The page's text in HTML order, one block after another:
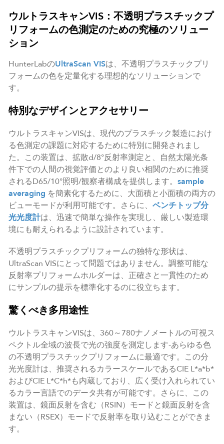
ウルトラスキャンVIS：不透明プラスチックプ
リフォームの色測定のための究極のソリュー
ション
HunterLabのUltraScan VISは、不透明プラスチックプリ
フォームの色を定量化する理想的なソリューションで
す。
特別なデザインとアクセサリー
ウルトラスキャンVISは、現代のプラスチック製造におけ
る色測定の課題に対応するために特別に開発されまし
た。この装置は、拡散d/8°反射率測定と、自然太陽光条
件下での人間の視覚評価とのより良い相関のために推奨
されるD65/10°照明/観察者構成を提供します。 sample
averaging を簡素化するために、大面積と小面積の両方の
ビューモードが利用可能です。さらに、 ベンチトップ分
光光度計は、迅速で簡単な操作を実現し、厳しい製造環
境にも耐えられるように設計されています。
不透明プラスチックプリフォームの独特な形状は、
UltraScan VISにとって問題ではありません。調整可能な
反射率プリフォームホルダーは、正確さと一貫性のため
にサンプルの提示を標準化するのに役立ちます。
驚くべき多用途性
ウルトラスキャンVISは、360～780ナノメートルの可視ス
ペクトル全域の波長で光の強度を測定します-あらゆる色
の不透明プラスチックプリフォームに最適です。この分
光光度計は、推奨されるカラースケールであるCIE L*a*b*
およびCIE L*C*h*も内蔵しており、広く受け入れられてい
るカラー言語でのデータ共有が可能です。さらに、この
装置は、鏡面反射を含む（RSIN）モードと鏡面反射を含
まない（RSEX）モードで反射率を取り込むことができま
す。